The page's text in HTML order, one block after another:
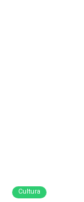
Cultura